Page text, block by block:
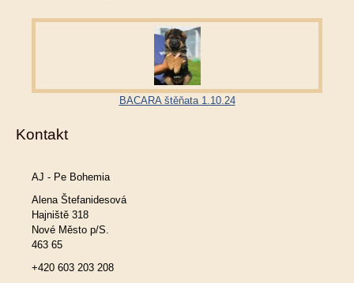
BACARA štěňata 1.10.24
Kontakt
AJ - Pe Bohemia
Alena Štefanidesová
Hajniště 318
Nové Město p/S.
463 65
+420 603 203 208